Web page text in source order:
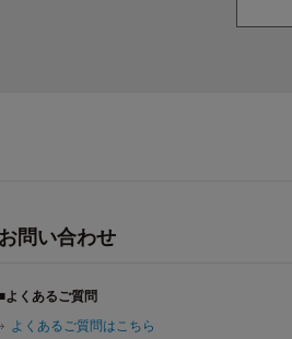
お問い合わせ
よくあるご質問
よくあるご質問はこちら